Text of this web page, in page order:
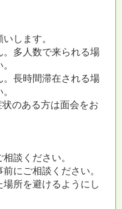
します。
。多人数で来られる場
。長時間滞在される場
のある方は面会をお
談ください。
にご相談ください。
場所を避けるようにし